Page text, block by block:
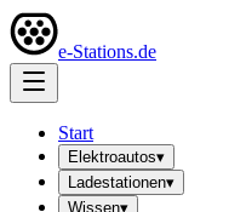
e-Stations.de
Start
Elektroautos▾
Ladestationen▾
Wissen▾